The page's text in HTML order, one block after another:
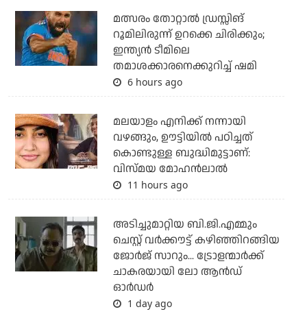
മത്സരം തോറ്റാല്‍ ഡ്രസ്സിങ്
റൂമിലിരുന്ന് ഉറക്കെ ചിരിക്കും;
ഇന്ത്യന്‍ ടീമിലെ
തമാശക്കാരനെക്കുറിച്ച് ഷമി
6 hours ago
മലയാളം എനിക്ക് നന്നായി
വഴങ്ങും, ഊട്ടിയില്‍ പഠിച്ചത്
കൊണ്ടുള്ള ബുദ്ധിമുട്ടാണ്:
വിസ്മയ മോഹന്‍ലാല്‍
11 hours ago
അടിച്ചുമാറ്റിയ ബി.ജി.എമ്മും
ചെസ്റ്റ് വര്‍ക്കൗട്ട് കഴിഞ്ഞിറങ്ങിയ
ജോര്‍ജ് സാറും... ട്രോളന്മാര്‍ക്ക്
ചാകരയായി ലോ ആന്‍ഡ്
ഓര്‍ഡര്‍
1 day ago